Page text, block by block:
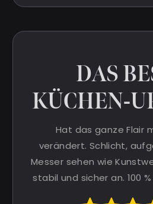
DAS
KÜCHEN-
Hat das ganze Flair
verändert. Schlicht,
Messer sehen wie
stabil und sicher an. 100